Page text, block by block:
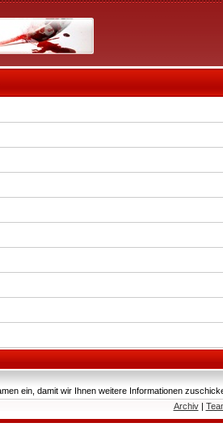
ein, damit wir Ihnen weitere Informationen
Archiv|